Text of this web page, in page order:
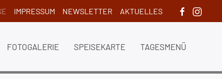
IMPRESSUM NEWSLETTER AKTUELLES
FOTOGALERIE SPEISEKARTE TAGESMENÜ